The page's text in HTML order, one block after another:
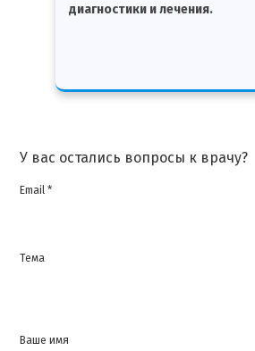
диагностики и лечения.
У вас остались вопросы к врачу?
Email *
Тема
Ваше имя